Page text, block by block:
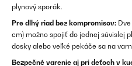
plynový sporák.
Pre dlhý riad bez kompromisov:
cm) možno spojiť do jednej súvislej
dosky alebo veľké pekáče sa na
Bezpečné varenie aj pri deťoch v